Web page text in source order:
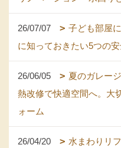
26/07/07
子ども部屋
に知っておきたい5つの
26/06/05
夏のガレー
熱改修で快適空間へ。大
ォーム
26/04/20
水まわりリ